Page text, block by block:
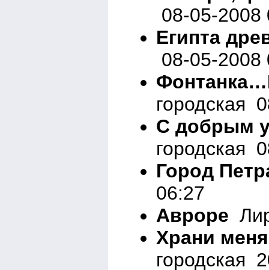
08-05-2008
Египта
08-05-2008
городская
С добрым
городская
Город
06:27
Авроре
Храни
городская